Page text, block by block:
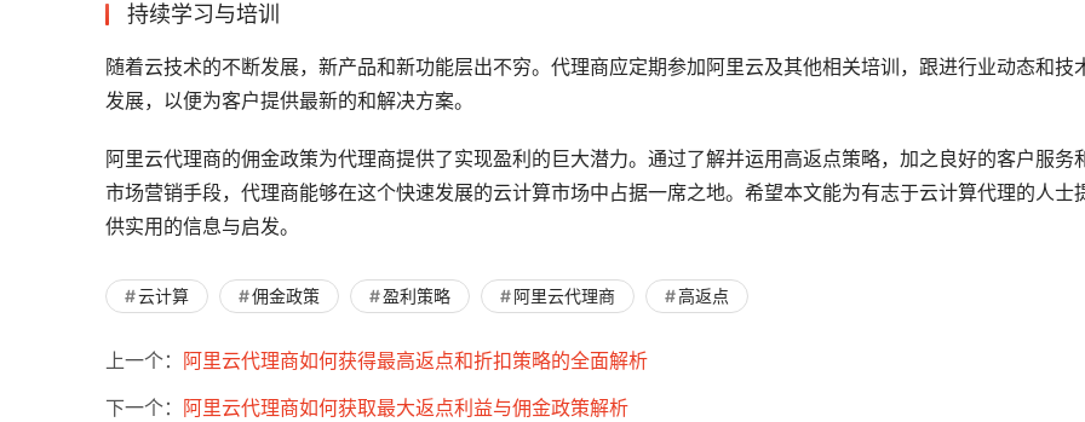
持续学习与培训
随着云技术的不断发展，新产品和新功能层出不穷。代理商应定期参加阿里云及其他相关培训，跟进行业动态和技
发展，以便为客户提供最新的和解决方案。
阿里云代理商的佣金政策为代理商提供了实现盈利的巨大潜力。通过了解并运用高返点策略，加之良好的客户服务
市场营销手段，代理商能够在这个快速发展的云计算市场中占据一席之地。希望本文能为有志于云计算代理的人士
供实用的信息与启发。
云计算 佣金政策 盈利策略 阿里云代理商 高返点
上一个： 阿里云代理商如何获得最高返点和折扣策略的全面解析
下一个： 阿里云代理商如何获取最大返点利益与佣金政策解析